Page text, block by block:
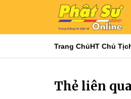
Trang ChủHT Chủ
Thẻ liên